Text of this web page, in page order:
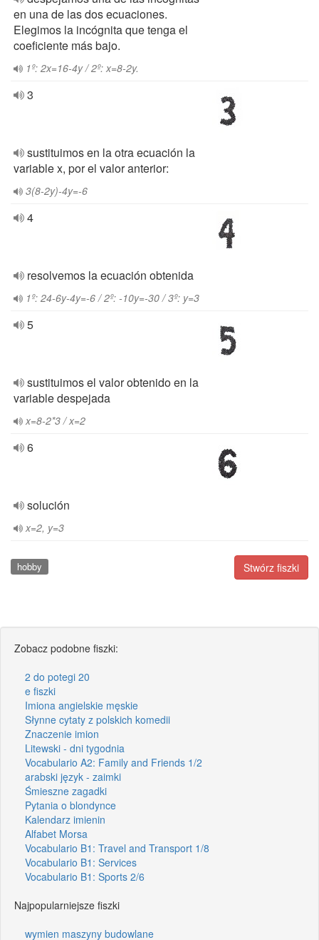
en una de las dos ecuaciones.
Elegimos la incógnita que tenga el
coeficiente más bajo.
1º: 2x=16-4y / 2º: x=8-2y.
3
sustituimos en la otra ecuación la
variable x, por el valor anterior:
3(8-2y)-4y=-6
4
resolvemos la ecuación obtenida
1º: 24-6y-4y=-6 / 2º: -10y=-30 / 3º: y=3
5
sustituimos el valor obtenido en la
variable despejada
x=8-2*3 / x=2
6
solución
x=2, y=3
Stwórz fiszki
hobby
Zobacz podobne fiszki:
2 do potegi 20
e fiszki
Imiona angielskie męskie
Słynne cytaty z polskich komedii
Znaczenie imion
Litewski - dni tygodnia
Vocabulario A2: Family and Friends 1/2
arabski język - zaimki
Śmieszne zagadki
Pytania o blondynce
Kalendarz imienin
Alfabet Morsa
Vocabulario B1: Travel and Transport 1/8
Vocabulario B1: Services
Vocabulario B1: Sports 2/6
Najpopularniejsze fiszki
wymien maszyny budowlane